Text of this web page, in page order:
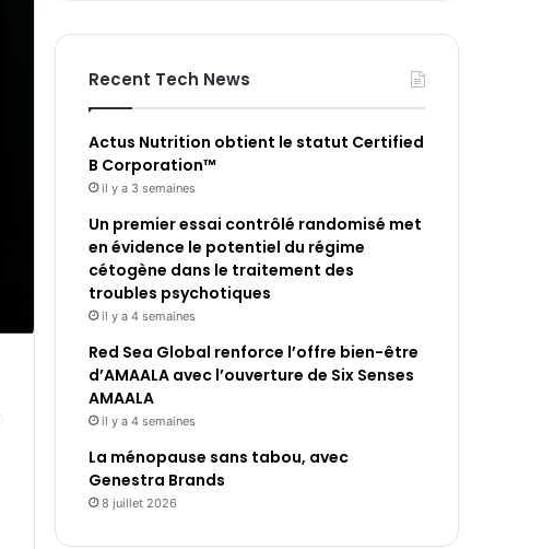
Recent Tech News
Actus Nutrition obtient le statut Certified
B Corporation™
il y a 3 semaines
Un premier essai contrôlé randomisé met
en évidence le potentiel du régime
cétogène dans le traitement des
troubles psychotiques
il y a 4 semaines
Red Sea Global renforce l’offre bien-être
d’AMAALA avec l’ouverture de Six Senses
AMAALA
il y a 4 semaines
La ménopause sans tabou, avec
Genestra Brands
8 juillet 2026